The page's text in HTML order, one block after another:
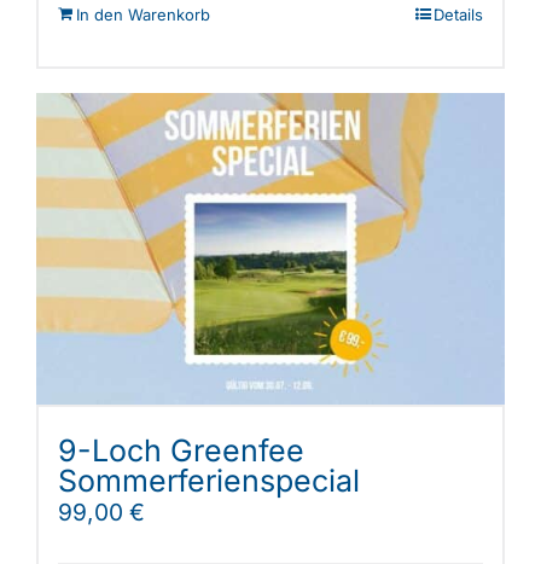
In den Warenkorb Details
9-Loch Greenfee
Sommerferienspecial
99,00 €